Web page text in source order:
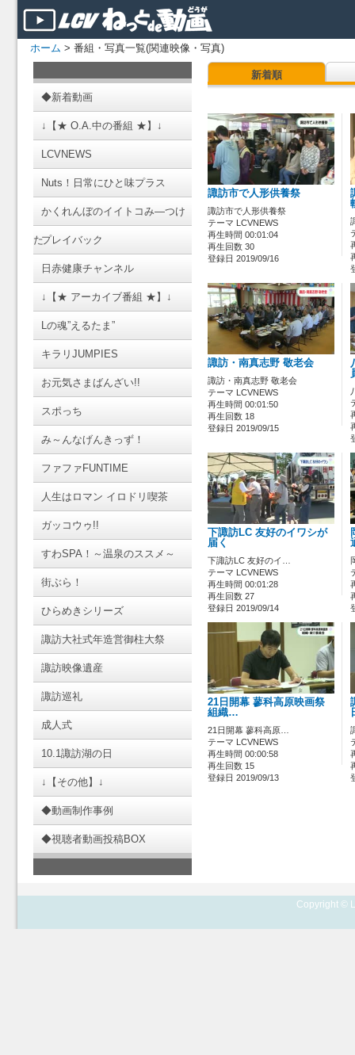
ホーム > 番組・写真一覧(関連映像・写真)
◆新着動画
↓【★ O.A.中の番組 ★】↓
LCVNEWS
Nuts！日常にひと味プラス
かくれんぼのイイトコみ―つけ
たプレイバック
日赤健康チャンネル
↓【★ アーカイブ番組 ★】↓
Lの魂”えるたま”
キラリJUMPIES
お元気さまばんざい!!
スポっち
み～んなげんきっず！
ファファFUNTIME
人生はロマン イロドリ喫茶
ガッコウゥ!!
すわSPA！～温泉のススメ～
街ぶら！
ひらめきシリーズ
諏訪大社式年造営御柱大祭
諏訪映像遺産
諏訪巡礼
成人式
10.1諏訪湖の日
↓【その他】↓
◆動画制作事例
◆視聴者動画投稿BOX
新着順
諏訪市で人形供養祭
諏訪市で人形供養祭
テーマ LCVNEWS
再生時間 00:01:04
再生回数 30
登録日 2019/09/16
諏訪・南真志野 敬老会
諏訪・南真志野 敬老会
テーマ LCVNEWS
再生時間 00:01:50
再生回数 18
登録日 2019/09/15
下諏訪LC 友好のイワシが
届く
下諏訪LC 友好のイ…
テーマ LCVNEWS
再生時間 00:01:28
再生回数 27
登録日 2019/09/14
21日開幕 蓼科高原映画祭
組織…
21日開幕 蓼科高原…
テーマ LCVNEWS
再生時間 00:00:58
再生回数 15
登録日 2019/09/13
Copyright ©